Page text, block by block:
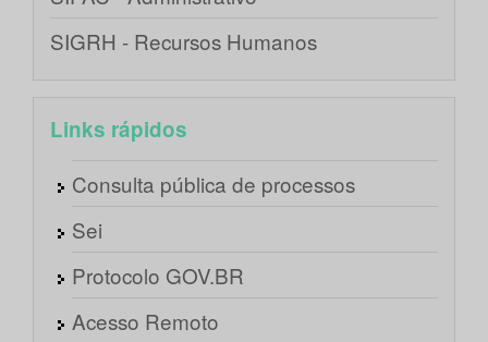
SIGRH - Recursos Humanos
Links rápidos
Consulta pública de processos
Sei
Protocolo GOV.BR
Acesso Remoto